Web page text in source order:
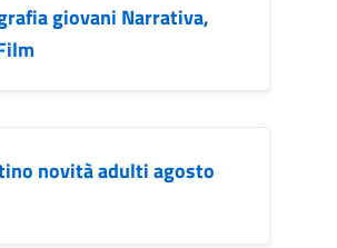
giovani Narrativa,
novità adulti agosto